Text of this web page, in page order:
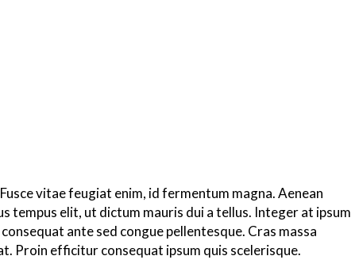
vitae feugiat enim, id fermentum magna. Aenean
tempus elit, ut dictum mauris dui a tellus. Integer at ipsum
ante sed congue pellentesque. Cras massa
Proin efficitur consequat ipsum quis scelerisque.